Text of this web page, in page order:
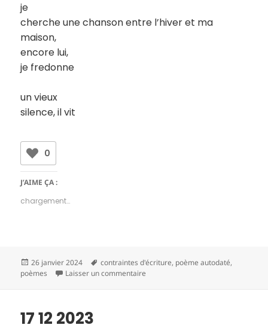
je
cherche une chanson entre l’hiver et ma
maison,
encore lui,
je fredonne
un vieux
silence, il vit
0
J’AIME ÇA :
chargement…
Publié
le
26 janvier 2024
Mots-
clés
contraintes d'écriture, poème autodaté,
poèmes
Laisser un commentaire
17 12 2023